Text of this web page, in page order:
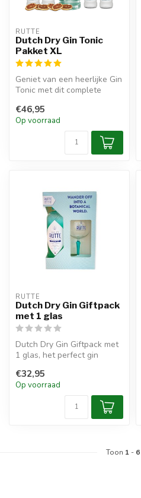
RUTTE
Dutch Dry Gin Tonic
Pakket XL
Geniet van een heerlijke Gin
Tonic met dit complete
€46,95
Op voorraad
RUTTE
Dutch Dry Gin Giftpack
met 1 glas
Dutch Dry Gin Giftpack met
1 glas, het perfect gin
verpakkin...
€32,95
Op voorraad
Toon 1 - 6